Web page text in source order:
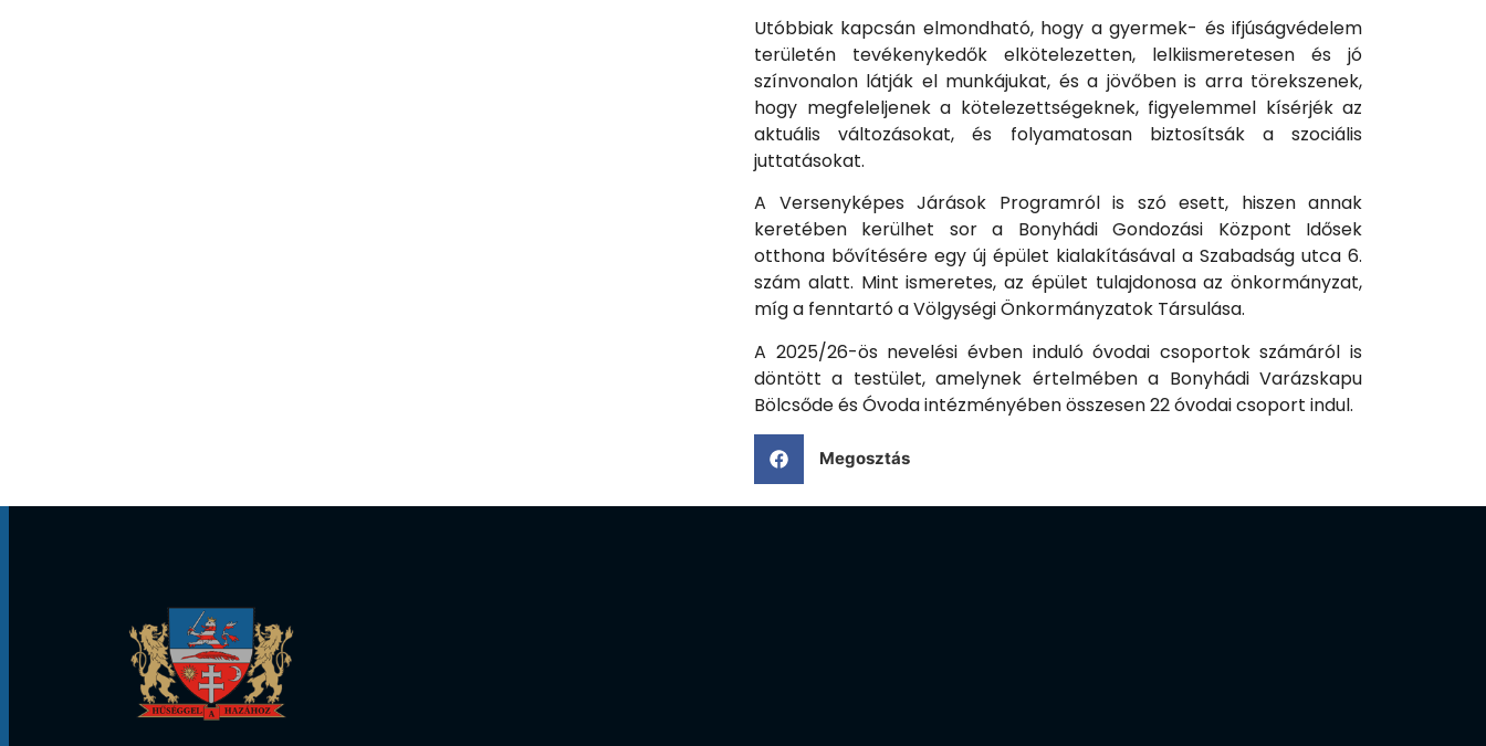
Utóbbiak kapcsán elmondható, hogy a gyermek- és ifjúságvédelem
területén tevékenykedők elkötelezetten, lelkiismeretesen és jó
színvonalon látják el munkájukat, és a jövőben is arra törekszenek,
hogy megfeleljenek a kötelezettségeknek, figyelemmel kísérjék az
aktuális változásokat, és folyamatosan biztosítsák a szociális
juttatásokat.
A Versenyképes Járások Programról is szó esett, hiszen annak
keretében kerülhet sor a Bonyhádi Gondozási Központ Idősek
otthona bővítésére egy új épület kialakításával a Szabadság utca 6.
szám alatt. Mint ismeretes, az épület tulajdonosa az önkormányzat,
míg a fenntartó a Völgységi Önkormányzatok Társulása.
A 2025/26-ös nevelési évben induló óvodai csoportok számáról is
döntött a testület, amelynek értelmében a Bonyhádi Varázskapu
Bölcsőde és Óvoda intézményében összesen 22 óvodai csoport indul.
Megosztás